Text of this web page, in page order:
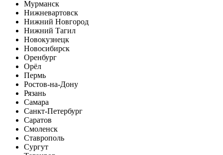
Мурманск
Нижневартовск
Нижний Новгород
Нижний Тагил
Новокузнецк
Новосибирск
Оренбург
Орёл
Пермь
Ростов-на-Дону
Рязань
Самара
Санкт-Петербург
Саратов
Смоленск
Ставрополь
Сургут